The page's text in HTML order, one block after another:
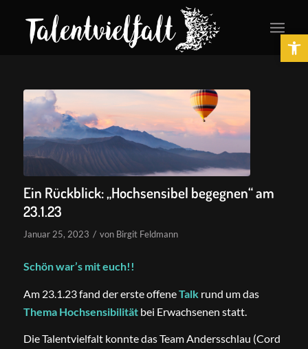
Ein Rückblick: „Hochsensibel begegnen“ am
23.1.23
Januar 25, 2023 / von Birgit Feldmann
Schön war’s mit euch!!
Am 23.1.23 fand der erste offeneTalkrund um das
Thema Hochsensibilitätbei Erwachsenen statt.
Die Talentvielfalt konnte das Team Andersschlau (Cord